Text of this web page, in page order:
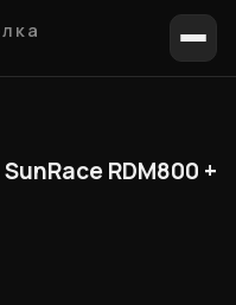
1 / 10
RDM800 +